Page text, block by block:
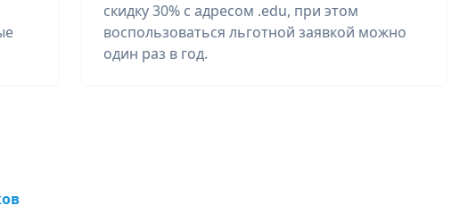
скидку 30% с адресом .edu, при этом
воспользоваться льготной заявкой можно
один раз в год.